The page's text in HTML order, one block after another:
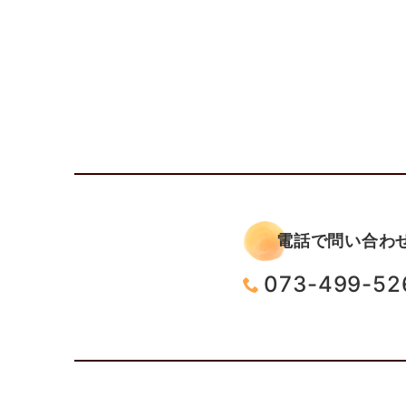
電話で問い合わ
073-499-